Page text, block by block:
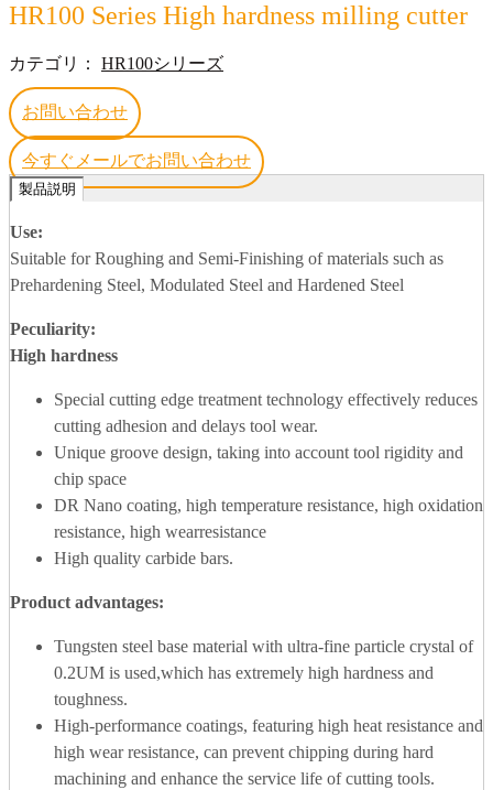
HR100 Series High hardness milling cutter
カテゴリ： HR100シリーズ
お問い合わせ
今すぐメールでお問い合わせ
製品説明
Use:
Suitable for Roughing and Semi-Finishing of materials such as
Prehardening Steel, Modulated Steel and Hardened Steel
Peculiarity:
High hardness
Special cutting edge treatment technology effectively reduces
cutting adhesion and delays tool wear.
Unique groove design, taking into account tool rigidity and
chip space
DR Nano coating, high temperature resistance, high oxidation
resistance, high wearresistance
High quality carbide bars.
Product advantages:
Tungsten steel base material with ultra-fine particle crystal of
0.2UM is used,which has extremely high hardness and
toughness.
High-performance coatings, featuring high heat resistance and
high wear resistance, can prevent chipping during hard
machining and enhance the service life of cutting tools.